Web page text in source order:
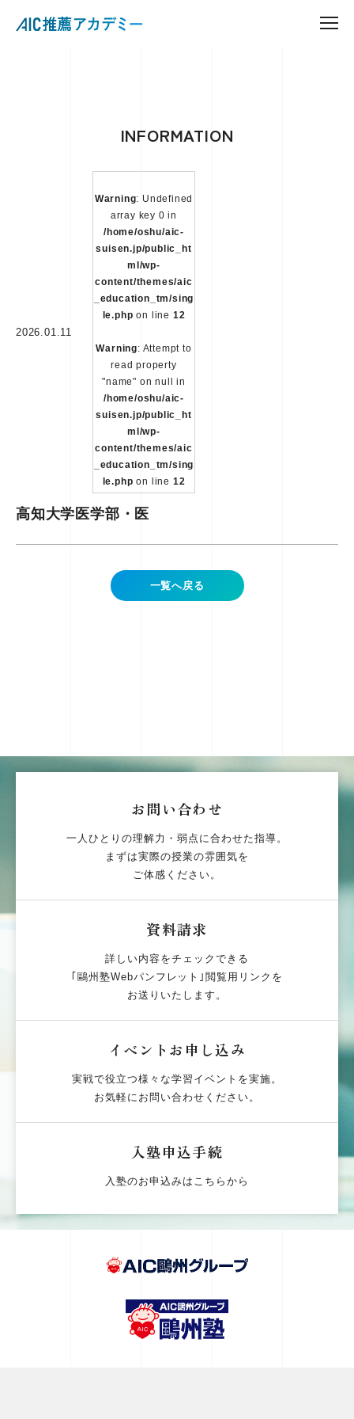
INFORMATION
2026.01.11
Warning: Undefined
array key 0 in
/home/oshu/aic-
suisen.jp/public_ht
ml/wp-
content/themes/aic
_education_tm/sing
le.php on line 12
Warning: Attempt to
read property
"name" on null in
/home/oshu/aic-
suisen.jp/public_ht
ml/wp-
content/themes/aic
_education_tm/sing
le.php on line 12
高知大学医学部・医
一覧へ戻る
お問い合わせ
一人ひとりの理解力・弱点に合わせた指導。
まずは実際の授業の雰囲気を
ご体感ください。
資料請求
詳しい内容をチェックできる
｢鷗州塾Webパンフレット｣閲覧用リンクを
お送りいたします。
イベントお申し込み
実戦で役立つ様々な学習イベントを実施。
お気軽にお問い合わせください。
入塾申込手続
入塾のお申込みはこちらから